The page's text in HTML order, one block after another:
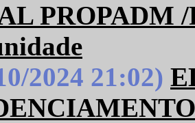
PROPADM /
2024 21:02)